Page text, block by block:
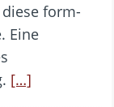
form-
Eine
[…]